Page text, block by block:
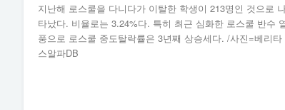
지난해 로스쿨을 다니다가 이탈한 학생이 213명인 것으로
타났다. 비율로는 3.24%다. 특히 최근 심화한 로스쿨 반수
풍으로 로스쿨 중도탈락률은 3년째 상승세다. /사진=베리타
스알파DB